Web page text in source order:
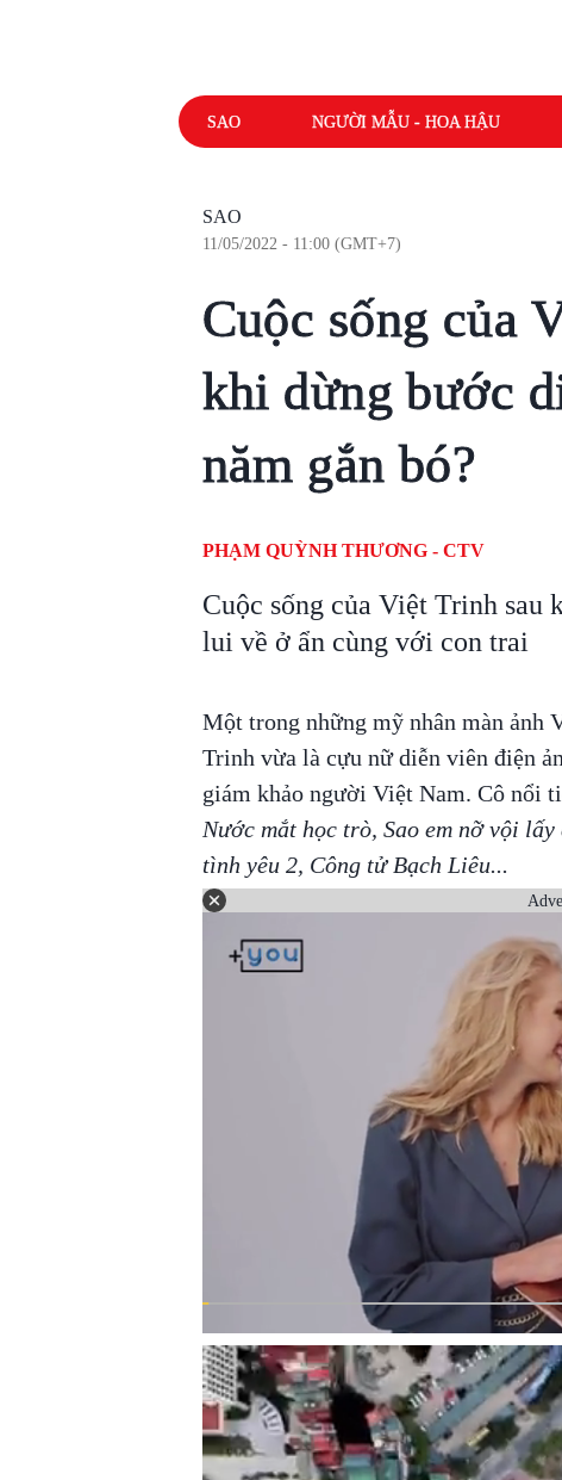
SAO NGƯỜI MẪU - HOA HẬU
SAO
11/05/2022 - 11:00 (GMT+7)
Cuộc sống của
khi dừng bước
năm gắn bó?
PHẠM QUỲNH THƯƠNG - CTV
Cuộc sống của Việt Trinh sau
lui về ở ẩn cùng với con trai
Một trong những mỹ nhân màn ảnh
Trinh vừa là cựu nữ diễn viên điện
giám khảo người Việt Nam. Cô nổi
Nước mắt học trò, Sao em nỡ vội
tình yêu 2, Công tử Bạch Liêu...